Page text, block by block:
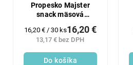
Propesko Majster
snack mäsová
30x10g
13,17 € bez DPH
16,20 €
Jednotková
cena:
16,20 € / 30 ks
Do košíka